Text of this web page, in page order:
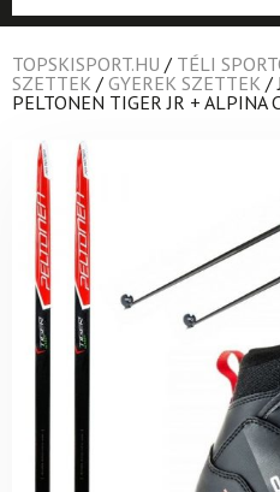
TOPSKISPORT.HU / TÉLI
SZETTEK / GYEREK SZETTEK /
PELTONEN TIGER JR + ALPINA